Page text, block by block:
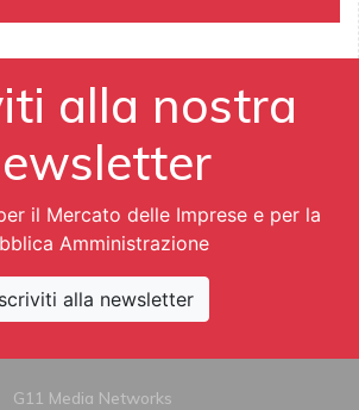
alla nostra
il Mercato delle Imprese e per la
Amministrazione
alla newsletter
G11 Media Networks